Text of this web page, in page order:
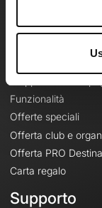
Le Mag'
Funzionalità
Offerte speciali
Offerta club e
Offerta PRO
Carta regalo
Supporto